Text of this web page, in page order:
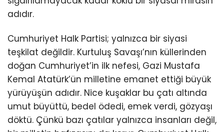
adıdır.
Cumhuriyet Halk Partisi; yalnızca bir siyasi
teşkilat değildir. Kurtuluş Savaşı’nın küllerinden
doğan Cumhuriyet’in ilk nefesi, Gazi Mustafa
Kemal Atatürk’ün milletine emanet ettiği büyük
yürüyüşün adıdır. Nice kuşaklar bu çatı altında
umut büyüttü, bedel ödedi, emek verdi, gözyaşı
döktü. Çünkü bazı çatılar yalnızca insanları değil,